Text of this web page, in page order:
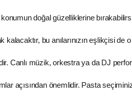
doğal güzelliklerine
kalacaktır, bu anılarınızın eşlikçisi
Canlı müzik, orkestra ya da DJ
açısından önemlidir. Pasta